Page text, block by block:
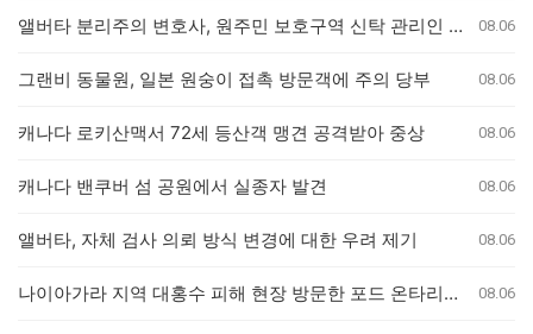
앨버타 분리주의 변호사, 원주민 보호구역 신탁 관리인 직위 박탈 명령에 불복 항소 08.06
그랜비 동물원, 일본 원숭이 접촉 방문객에 주의 당부 08.06
캐나다 로키산맥서 72세 등산객 맹견 공격받아 중상 08.06
캐나다 밴쿠버 섬 공원에서 실종자 발견 08.06
앨버타, 자체 검사 의뢰 방식 변경에 대한 우려 제기 08.06
나이아가라 지역 대홍수 피해 현장 방문한 포드 온타리오 주총리, 재정 지원 발표는 없어 08.06